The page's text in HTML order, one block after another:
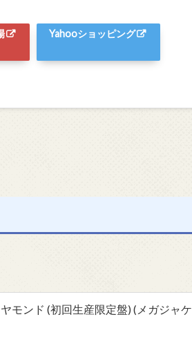
Yahooショッピング
モンド (初回生産限定盤) (メガジャケ